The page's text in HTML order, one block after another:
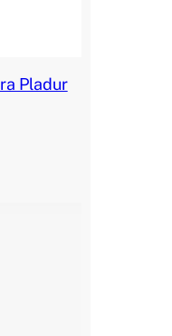
Pladur